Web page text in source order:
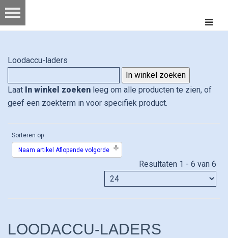
Loodaccu-laders
Laat In winkel zoeken leeg om alle producten te zien, of
geef een zoekterm in voor specifiek product.
Sorteren op
Naam artikel Aflopende volgorde
Resultaten 1 - 6 van 6
LOODACCU-LADERS